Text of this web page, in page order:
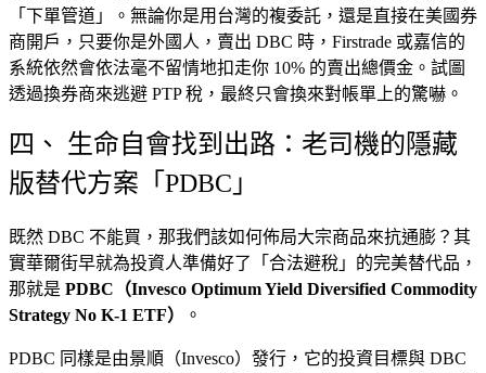
「下單管道」。無論你是用台灣的複委託，還是直接在美國券
商開戶，只要你是外國人，賣出 DBC 時，Firstrade 或嘉信的
系統依然會依法毫不留情地扣走你 10% 的賣出總價金。試圖
透過換券商來逃避 PTP 稅，最終只會換來對帳單上的驚嚇。
四、 生命自會找到出路：老司機的隱藏
版替代方案「PDBC」
既然 DBC 不能買，那我們該如何佈局大宗商品來抗通膨？其
實華爾街早就為投資人準備好了「合法避稅」的完美替代品，
那就是 PDBC（Invesco Optimum Yield Diversified Commodity
Strategy No K-1 ETF）
。
PDBC 同樣是由景順（Invesco）發行，它的投資目標與 DBC